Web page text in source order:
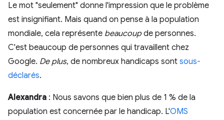
Le mot "seulement" donne l'impression que le problème
est insignifiant. Mais quand on pense à la population
mondiale, cela représente beaucoupde personnes.
C'est beaucoup de personnes qui travaillent chez
Google. De plus, de nombreux handicaps sont sous-
déclarés.
Alexandra : Nous savons que bien plus de 1 % de la
population est concernée par le handicap. L'OMS